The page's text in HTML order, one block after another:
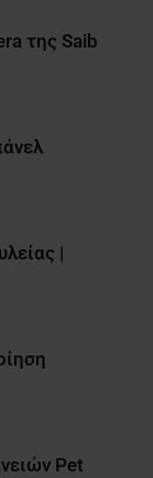
της Saib
|
Pet